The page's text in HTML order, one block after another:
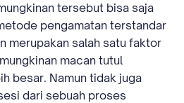
tersebut bisa saja
pengamatan terstandar
merupakan salah satu faktor
macan tutul
besar. Namun tidak juga
dari sebuah proses